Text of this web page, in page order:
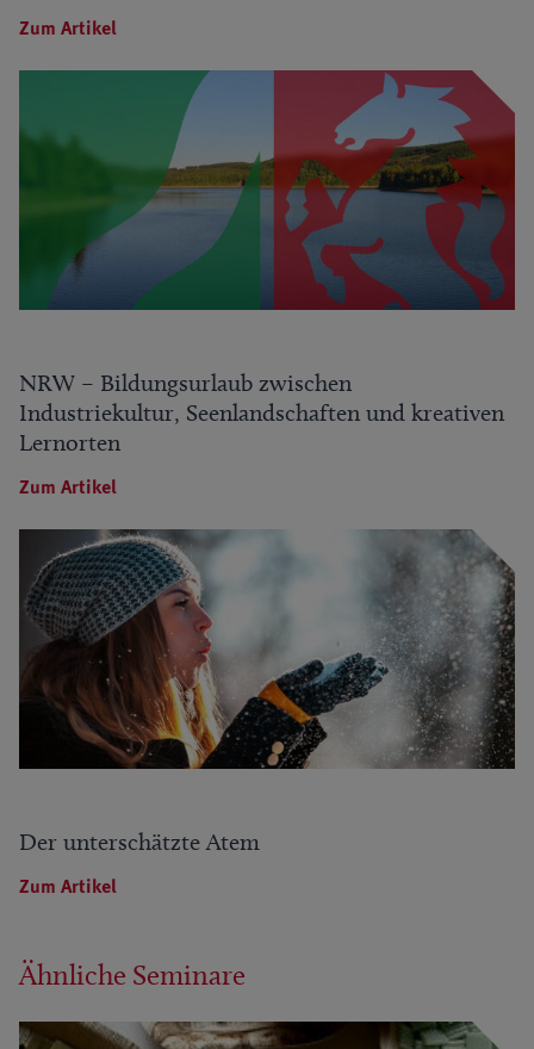
Zum Artikel
NRW – Bildungsurlaub zwischen
Industriekultur, Seenlandschaften und kreativen
Lernorten
Zum Artikel
Der unterschätzte Atem
Zum Artikel
Ähnliche Seminare